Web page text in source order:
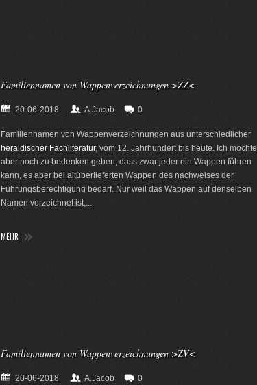
Familiennamen von Wappenverzeichnungen >ZZ<
20-06-2018 A.Jacob 0
Familiennamen von Wappenverzeichnungen aus unterschiedlicher
heraldischer Fachliteratur, vom 12. Jahrhundert bis heute. Ich möchte
aber noch zu bedenken geben, dass zwar jeder ein Wappen führen
kann, es aber bei altüberlieferten Wappen des nachweises der
Führungsberechtigung bedarf. Nur weil das Wappen auf denselben
Namen verzeichnet ist,...
MEHR
Familiennamen von Wappenverzeichnungen >ZV<
20-06-2018 A.Jacob 0